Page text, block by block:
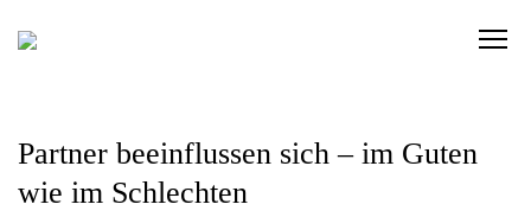
C
Partner beeinflussen sich – im Guten
wie im Schlechten